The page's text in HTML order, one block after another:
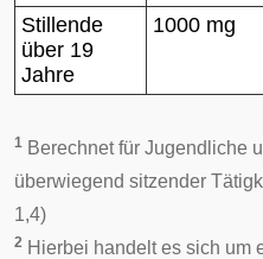
Stillende
über 19
Jahre
1000 mg
1 Berechnet für Jugendliche
überwiegend sitzender
1,4)
2 Hierbei handelt es sich um